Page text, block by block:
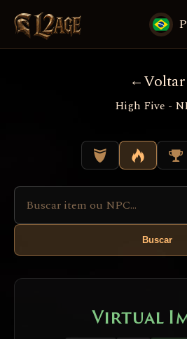
Voltar
High Five -
Buscar
Virtual